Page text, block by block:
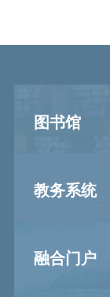
图书馆
教务系统
融合门户